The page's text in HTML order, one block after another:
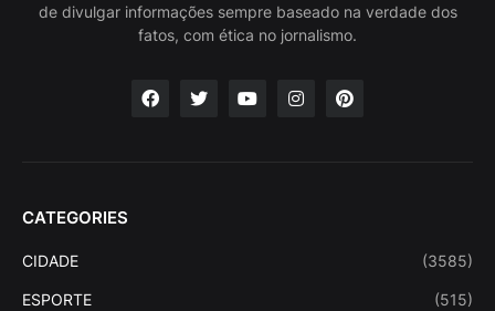
de divulgar informações sempre baseado na verdade dos
fatos, com ética no jornalismo.
CATEGORIES
CIDADE (3585)
ESPORTE (515)